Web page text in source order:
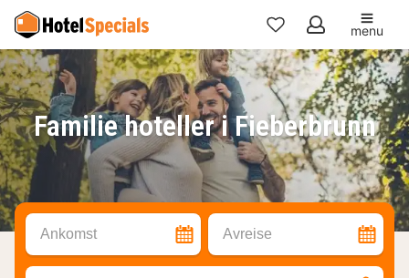
Mine
favoritter
menu
Familie hoteller i Fieberbrunn
Ankomst Avreise